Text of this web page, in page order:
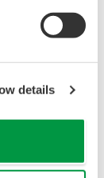
details
установлен
MM.
до 1700